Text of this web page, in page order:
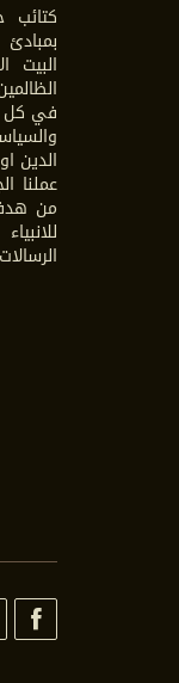
البيت
في كل
الدين
عملنا
من